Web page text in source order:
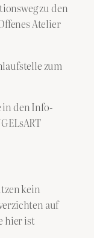
zu den
Atelier
zum
den Info-
kein
auf
hier ist